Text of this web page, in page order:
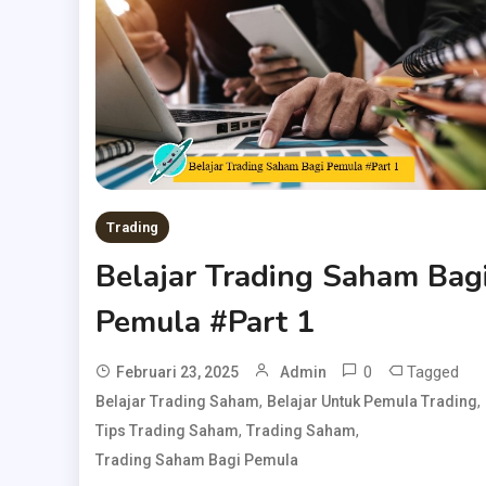
Trading
Belajar Trading Saham
Pemula #Part 1
Februari 23, 2025 Admin 0 Tagged
Belajar Trading Saham, Belajar Untuk Pemula Trading,
Tips Trading Saham, Trading Saham,
Trading Saham Bagi Pemula